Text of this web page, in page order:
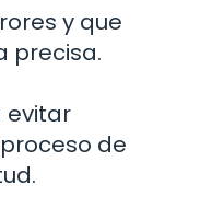
y que
precisa.
evitar
de